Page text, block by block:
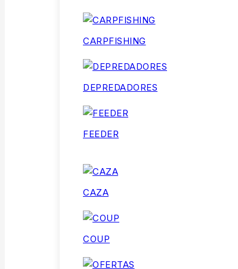
CARPFISHING
DEPREDADORES
FEEDER
CAZA
COUP